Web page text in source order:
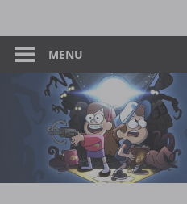
contentPagina
De
Descarga
Mega
MENU